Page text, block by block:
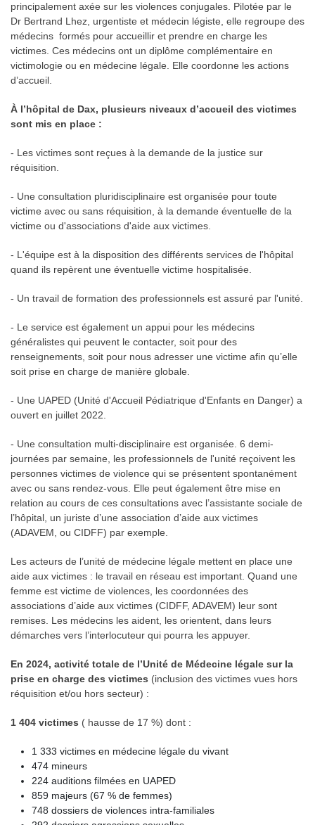
principalement axée sur les violences conjugales. Pilotée par le
Dr Bertrand Lhez, urgentiste et médecin légiste, elle regroupe des
médecins formés pour accueillir et prendre en charge les
victimes. Ces médecins ont un diplôme complémentaire en
victimologie ou en médecine légale. Elle coordonne les actions
d’accueil.
À l’hôpital de Dax, plusieurs niveaux d’accueil des victimes
sont mis en place :
- Les victimes sont reçues à la demande de la justice sur
réquisition.
- Une consultation pluridisciplinaire est organisée pour toute
victime avec ou sans réquisition, à la demande éventuelle de la
victime ou d'associations d'aide aux victimes.
- L'équipe est à la disposition des différents services de l'hôpital
quand ils repèrent une éventuelle victime hospitalisée.
- Un travail de formation des professionnels est assuré par l'unité.
- Le service est également un appui pour les médecins
généralistes qui peuvent le contacter, soit pour des
renseignements, soit pour nous adresser une victime afin qu’elle
soit prise en charge de manière globale.
- Une UAPED (Unité d'Accueil Pédiatrique d'Enfants en Danger) a
ouvert en juillet 2022.
- Une consultation multi-disciplinaire est organisée. 6 demi-
journées par semaine, les professionnels de l'unité reçoivent les
personnes victimes de violence qui se présentent spontanément
avec ou sans rendez-vous. Elle peut également être mise en
relation au cours de ces consultations avec l’assistante sociale de
l’hôpital, un juriste d’une association d’aide aux victimes
(ADAVEM, ou CIDFF) par exemple.
Les acteurs de l’unité de médecine légale mettent en place une
aide aux victimes : le travail en réseau est important. Quand une
femme est victime de violences, les coordonnées des
associations d’aide aux victimes (CIDFF, ADAVEM) leur sont
remises. Les médecins les aident, les orientent, dans leurs
démarches vers l’interlocuteur qui pourra les appuyer.
En 2024, activité totale de l’Unité de Médecine légale sur la
prise en charge des victimes (inclusion des victimes vues hors
réquisition et/ou hors secteur) :
1 404 victimes ( hausse de 17 %) dont :
1 333 victimes en médecine légale du vivant
474 mineurs
224 auditions filmées en UAPED
859 majeurs (67 % de femmes)
748 dossiers de violences intra-familiales